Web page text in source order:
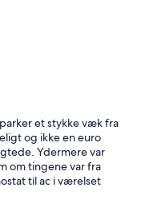
et stykke væk fra
og ikke en euro
Ydermere var
om tingene var fra
til ac i værelset
havde en blod